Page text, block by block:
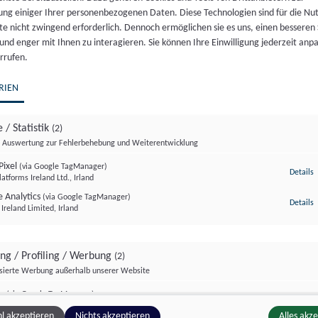
Du interessierst dich für eine Tätigkeit im Banken- und
Versicherungswesen, glaubst aber, dass du dafür nicht
einiger Ihrer personenbezogenen Daten. Diese Technologien sind für die
nicht zwingend erforderlich. Dennoch ermöglichen sie es uns, einen besseren
enger mit Ihnen zu interagieren. Sie können Ihre Einwilligung jederzeit
/ Statistik (2)
Auswertung zur Fehlerbehebung und Weiterentwicklung
(via Google TagManager)
Ireland Ltd., Irland
Details
Analytics (via Google TagManager)
Ireland Limited, Irland
Details
/ Profiling / Werbung (2)
Werbung außerhalb unserer Website
(via Google TagManager)
A/S, Dänemark